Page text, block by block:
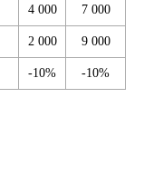
4 000 7 000
2 000 9 000
-10% -10%